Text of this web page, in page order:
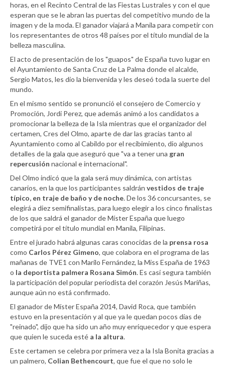
horas, en el Recinto Central de las Fiestas Lustrales y con el que
esperan que se le abran las puertas del competitivo mundo de la
imagen y de la moda. El ganador viajará a Manila para competir con
los representantes de otros 48 países por el título mundial de la
belleza masculina.
El acto de presentación de los "guapos" de España tuvo lugar en
el Ayuntamiento de Santa Cruz de La Palma donde el alcalde,
Sergio Matos, les dio la bienvenida y les deseó toda la suerte del
mundo.
En el mismo sentido se pronunció el consejero de Comercio y
Promoción, Jordi Perez, que además animó a los candidatos a
promocionar la belleza de la Isla mientras que el organizador del
certamen, Cres del Olmo, aparte de dar las gracias tanto al
Ayuntamiento como al Cabildo por el recibimiento, dio algunos
detalles de la gala que aseguró que "va a tener una gran
repercusión nacional e internacional".
Del Olmo indicó que la gala será muy dinámica, con artistas
canarios, en la que los participantes saldrán vestidos de traje
típico, en traje de baño y de noche. De los 36 concursantes, se
elegirá a diez semifinalistas, para luego elegir a los cinco finalistas
de los que saldrá el ganador de Míster España que luego
competirá por el título mundial en Manila, Filipinas.
Entre el jurado habrá algunas caras conocidas de la prensa rosa
como Carlos Pérez Gimeno, que colabora en el programa de las
mañanas de TVE1 con Marilo Fernández, la Miss España de 1963
o la deportista palmera Rosana Simón. Es casi segura también
la participación del popular periodista del corazón Jesús Mariñas,
aunque aún no está confirmado.
El ganador de Míster España 2014, David Roca, que también
estuvo en la presentación y al que ya le quedan pocos días de
"reinado", dijo que ha sido un año muy enriquecedor y que espera
que quien le suceda esté a la altura.
Este certamen se celebra por primera vez a la Isla Bonita gracias a
un palmero, Colian Bethencourt, que fue el que no solo le